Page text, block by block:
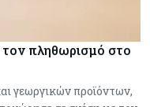
πληθωρισμό στο
γεωργικών προϊόντων,